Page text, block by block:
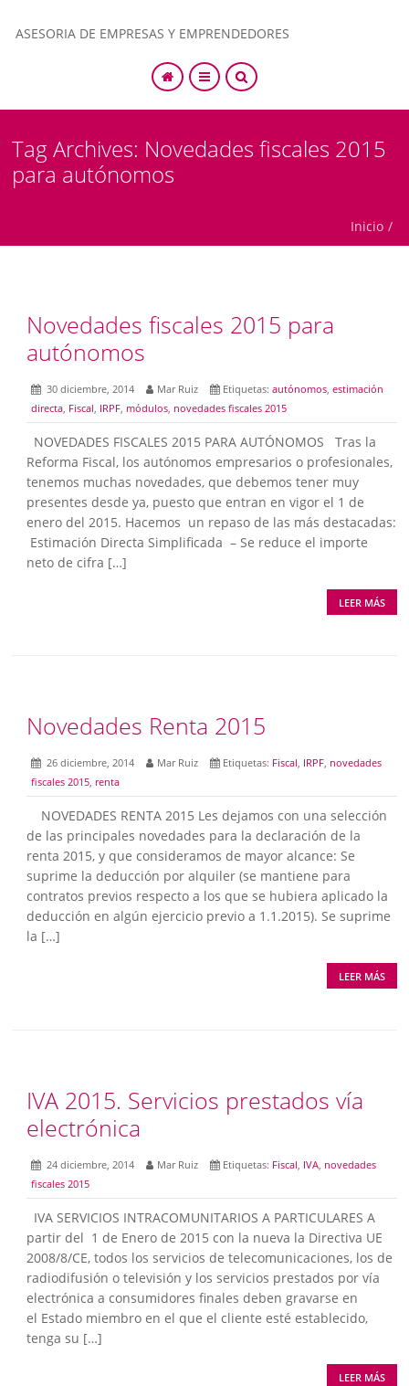
ASESORIA DE EMPRESAS Y EMPRENDEDORES
Tag Archives: Novedades fiscales 2015
para autónomos
Inicio /
Novedades fiscales 2015 para
autónomos
30 diciembre, 2014 Mar Ruiz Etiquetas:autónomos,estimación
directa, Fiscal, IRPF, módulos, novedades fiscales 2015
NOVEDADES FISCALES 2015 PARA AUTÓNOMOS Tras la
Reforma Fiscal, los autónomos empresarios o profesionales,
tenemos muchas novedades, que debemos tener muy
presentes desde ya, puesto que entran en vigor el 1 de
enero del 2015. Hacemos un repaso de las más destacadas:
Estimación Directa Simplificada – Se reduce el importe
neto de cifra […]
LEER MÁS
Novedades Renta 2015
26 diciembre, 2014 Mar Ruiz Etiquetas: Fiscal, IRPF, novedades
fiscales 2015, renta
NOVEDADES RENTA 2015 Les dejamos con una selección
de las principales novedades para la declaración de la
renta 2015, y que consideramos de mayor alcance: Se
suprime la deducción por alquiler (se mantiene para
contratos previos respecto a los que se hubiera aplicado la
deducción en algún ejercicio previo a 1.1.2015). Se suprime
la […]
LEER MÁS
IVA 2015. Servicios prestados vía
electrónica
24 diciembre, 2014 Mar Ruiz Etiquetas: Fiscal IVA novedades
fiscales 2015
IVA SERVICIOS INTRACOMUNITARIOS A PARTICULARES A
partir del 1 de Enero de 2015 con la nueva la Directiva UE
2008/8/CE, todos los servicios de telecomunicaciones, los de
radiodifusión o televisión y los servicios prestados por vía
electrónica a consumidores finales deben gravarse en
el Estado miembro en el que el cliente esté establecido,
tenga su […]
LEER MÁS